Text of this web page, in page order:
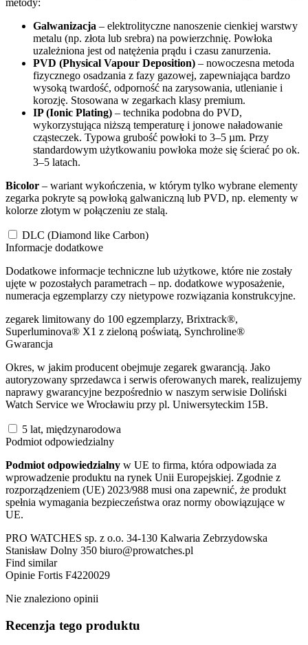
Galwanizacja – elektrolityczne nanoszenie cienkiej warstwy
metalu (np. złota lub srebra) na powierzchnię. Powłoka
uzależniona jest od natężenia prądu i czasu zanurzenia.
PVD (Physical Vapour Deposition) – nowoczesna metoda
fizycznego osadzania z fazy gazowej, zapewniająca bardzo
wysoką twardość, odporność na zarysowania, utlenianie i
korozję. Stosowana w zegarkach klasy premium.
IP (Ionic Plating) – technika podobna do PVD,
wykorzystująca niższą temperaturę i jonowe naładowanie
cząsteczek. Typowa grubość powłoki to 3–5 µm. Przy
standardowym użytkowaniu powłoka może się ścierać po ok.
3–5 latach.
Bicolor – wariant wykończenia, w którym tylko wybrane elementy
zegarka pokryte są powłoką galwaniczną lub PVD, np. elementy w
kolorze złotym w połączeniu ze stalą.
DLC (Diamond like Carbon)
Informacje dodatkowe
Dodatkowe informacje techniczne lub użytkowe, które nie zostały
ujęte w pozostałych parametrach – np. dodatkowe wyposażenie,
numeracja egzemplarzy czy nietypowe rozwiązania konstrukcyjne.
zegarek limitowany do 100 egzemplarzy, Brixtrack®,
Superluminova® X1 z zieloną poświatą, Synchroline®
Gwarancja
Okres, w jakim producent obejmuje zegarek gwarancją. Jako
autoryzowany sprzedawca i serwis oferowanych marek, realizujemy
naprawy gwarancyjne bezpośrednio w naszym serwisie Doliński
Watch Service we Wrocławiu przy pl. Uniwersyteckim 15B.
5 lat, międzynarodowa
Podmiot odpowiedzialny
Podmiot odpowiedzialny w UE to firma, która odpowiada za
wprowadzenie produktu na rynek Unii Europejskiej. Zgodnie z
rozporządzeniem (UE) 2023/988 musi ona zapewnić, że produkt
spełnia wymagania bezpieczeństwa oraz normy obowiązujące w
UE.
PRO WATCHES sp. z o.o. 34-130 Kalwaria Zebrzydowska
Stanisław Dolny 350 biuro@prowatches.pl
Find similar
Opinie Fortis F4220029
Nie znaleziono opinii
Recenzja tego produktu